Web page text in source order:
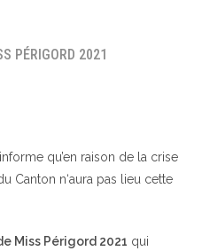
PÉRIGORD 2021
qu’en raison de la crise
Canton n‘aura pas lieu cette
Miss Périgord 2021 qui